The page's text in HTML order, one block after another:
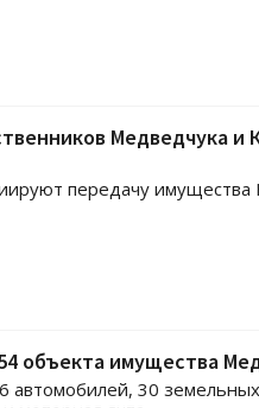
Медведчука и
передачу имущества
объекта имущества
автомобилей, 30